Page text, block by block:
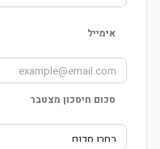
אימייל
סכום חיסכון מצטבר